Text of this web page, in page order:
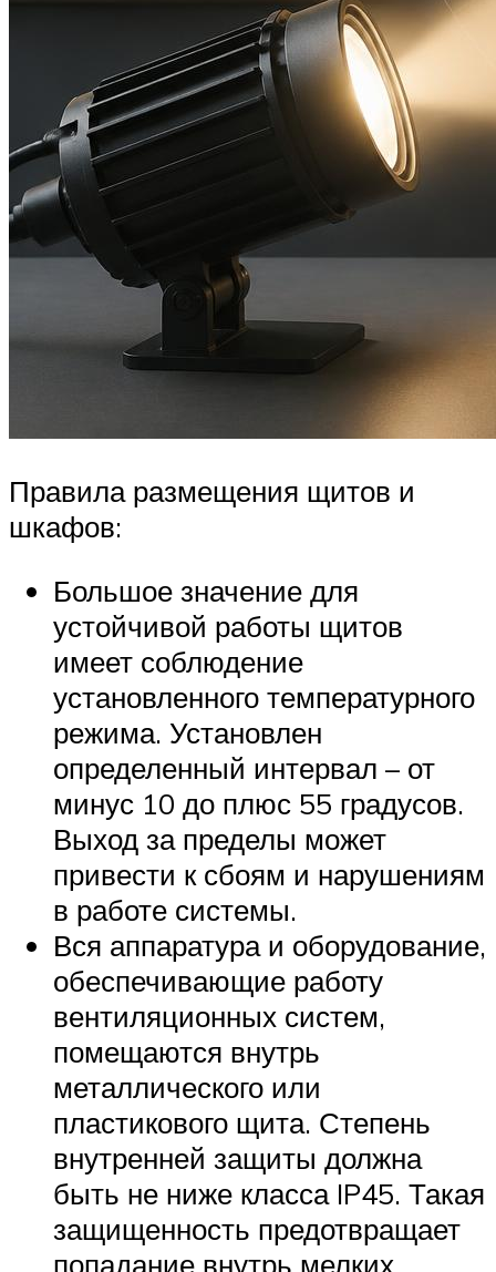
Правила размещения щитов и
шкафов:
Большое значение для
устойчивой работы щитов
имеет соблюдение
установленного температурного
режима. Установлен
определенный интервал – от
минус 10 до плюс 55 градусов.
Выход за пределы может
привести к сбоям и нарушениям
в работе системы.
Вся аппаратура и оборудование,
обеспечивающие работу
вентиляционных систем,
помещаются внутрь
металлического или
пластикового щита. Степень
внутренней защиты должна
быть не ниже класса IP45. Такая
защищенность предотвращает
попадание внутрь мелких